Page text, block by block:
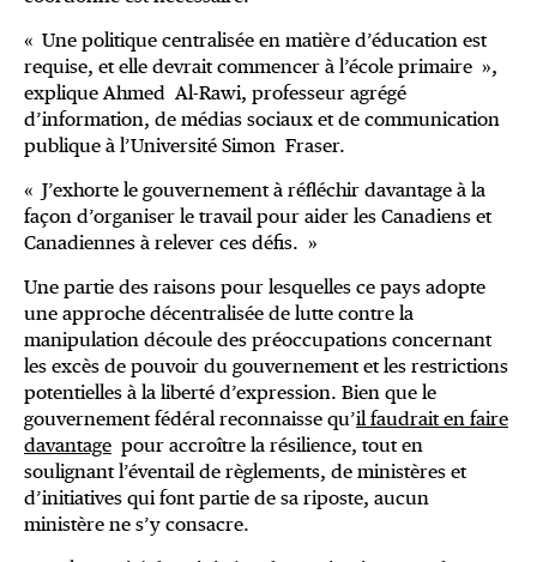
« Une politique centralisée en matière d’éducation est
requise, et elle devrait commencer à l’école primaire »,
explique Ahmed Al-Rawi, professeur agrégé
d’information, de médias sociaux et de communication
publique à l’Université Simon Fraser.
« J’exhorte le gouvernement à réfléchir davantage à la
façon d’organiser le travail pour aider les Canadiens et
Canadiennes à relever ces défis. »
Une partie des raisons pour lesquelles ce pays adopte
une approche décentralisée de lutte contre la
manipulation découle des préoccupations concernant
les excès de pouvoir du gouvernement et les restrictions
potentielles à la liberté d’expression. Bien que le
gouvernement fédéral reconnaisse qu’il faudrait en faire
davantage pour accroître la résilience, tout en
soulignant l’éventail de règlements, de ministères et
d’initiatives qui font partie de sa riposte, aucun
ministère ne s’y consacre.